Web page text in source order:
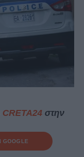
CRETA24στην
GOOGLE